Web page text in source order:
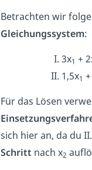
Betrachten wir
Gleichungssystem:
I. 3x1 +
II. 1,5x1
Für das Lösen
sich hier an, da du
Schritt nach x2